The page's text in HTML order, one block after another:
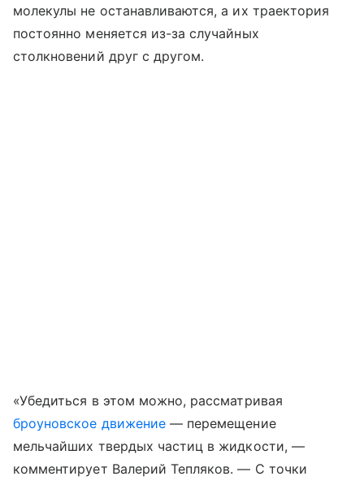
молекулы не останавливаются, а их траектория
постоянно меняется из-за случайных
столкновений друг с другом.
«Убедиться в этом можно, рассматривая
броуновское движение— перемещение
мельчайших твердых частиц в жидкости, —
комментирует Валерий Тепляков. — С точки